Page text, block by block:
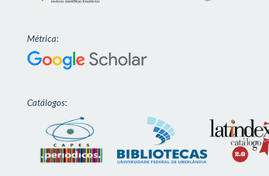
Métrica:
Catálogos: